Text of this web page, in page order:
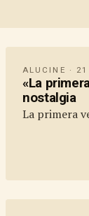
ALUCINE ·
«La
nostalgia
La primera